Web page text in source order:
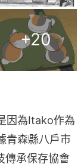
+20
因為Itako作為
青森縣八戶市
傳承保存協會